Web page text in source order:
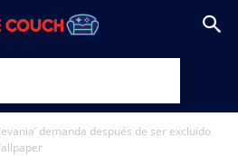
demanda después de ser excluido